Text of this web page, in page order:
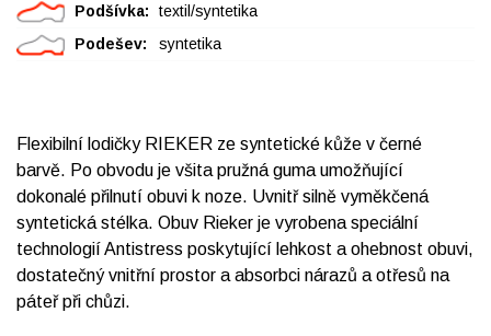
Podšívka:
textil/syntetika
Podešev:
syntetika
Flexibilní lodičky RIEKER ze syntetické kůže v černé
barvě. Po obvodu je všita pružná guma umožňující
dokonalé přilnutí obuvi k noze. Uvnitř silně vyměkčená
syntetická stélka. Obuv Rieker je vyrobena speciální
technologií Antistress poskytující lehkost a ohebnost obuvi,
dostatečný vnitřní prostor a absorbci nárazů a otřesů na
páteř při chůzi.